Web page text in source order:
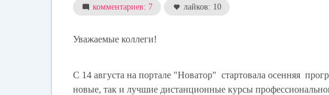
комментариев: 7 лайков: 10
Уважаемые коллеги!
С 14 августа на портале "Новатор" стартовала осенняя
новые, так и лучшие дистанционные курсы